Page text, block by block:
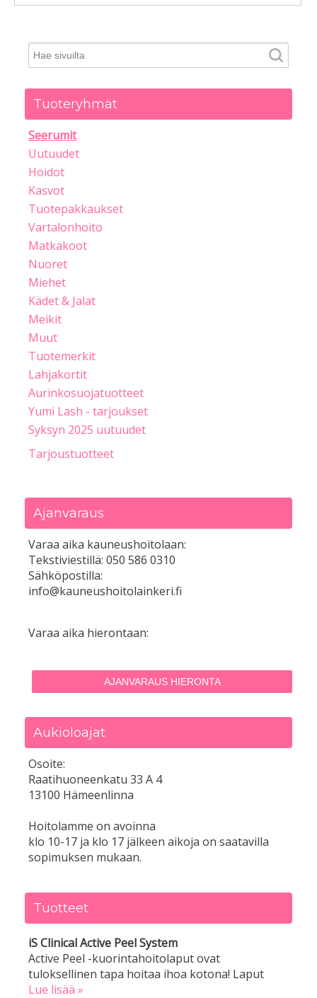
Tuoteryhmät
Seerumit
Uutuudet
Hoidot
Kasvot
Tuotepakkaukset
Vartalonhoito
Matkakoot
Nuoret
Miehet
Kädet & Jalat
Meikit
Muut
Tuotemerkit
Lahjakortit
Aurinkosuojatuotteet
Yumi Lash - tarjoukset
Syksyn 2025 uutuudet
Tarjoustuotteet
Ajanvaraus
Varaa aika kauneushoitolaan:
Tekstiviestillä: 050 586 0310
Sähköpostilla:
info@kauneushoitolainkeri.fi
Varaa aika hierontaan:
AJANVARAUS HIERONTA
Aukioloajat
Osoite:
Raatihuoneenkatu 33 A 4
13100 Hämeenlinna
Hoitolamme on avoinna
klo 10-17 ja klo 17 jälkeen aikoja on saatavilla
sopimuksen mukaan.
Tuotteet
iS Clinical Active Peel System
Active Peel -kuorintahoitolaput ovat
tuloksellinen tapa hoitaa ihoa kotona! Laput
Lue lisää »